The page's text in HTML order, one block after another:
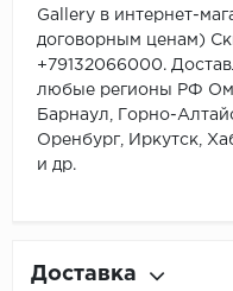
Gallery в интернет-
договорным ценам)
+79132066000.
любые регионы РФ
Барнаул, Горно-
Оренбург, Иркутск,
и др.
Доставка